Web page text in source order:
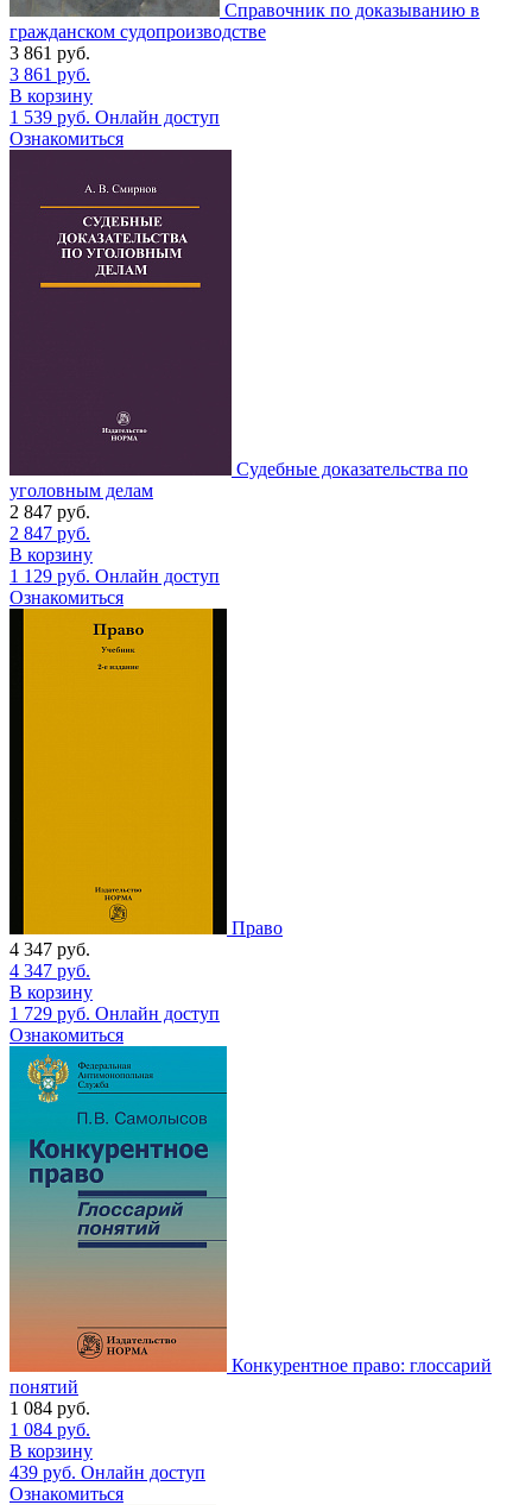
Справочник по доказыванию в
гражданском судопроизводстве
3 861 руб.
3 861 руб.
В корзину
1 539 руб. Онлайн доступ
Ознакомиться
Судебные доказательства по
уголовным делам
2 847 руб.
2 847 руб.
В корзину
1 129 руб. Онлайн доступ
Ознакомиться
Право
4 347 руб.
4 347 руб.
В корзину
1 729 руб. Онлайн доступ
Ознакомиться
Конкурентное право: глоссарий
понятий
1 084 руб.
1 084 руб.
В корзину
439 руб. Онлайн доступ
Ознакомиться